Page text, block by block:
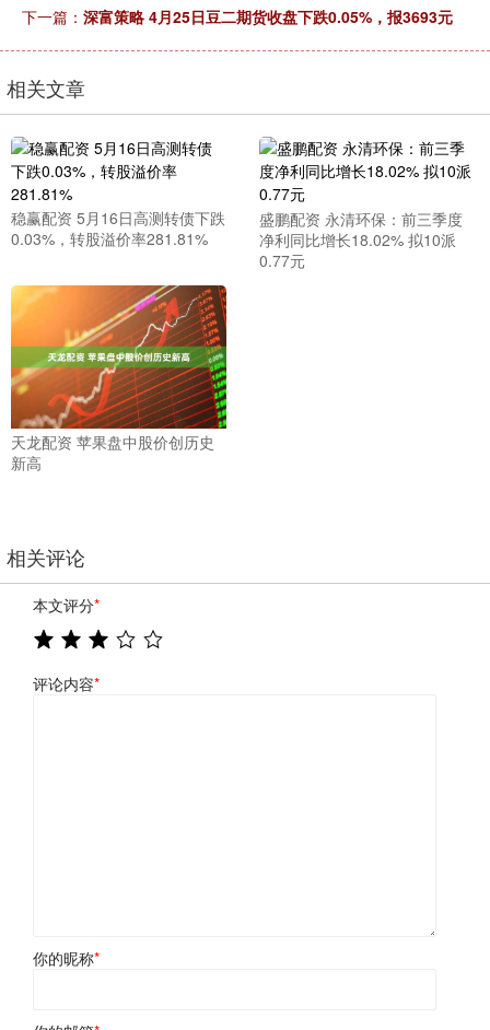
下一篇： 深富策略 4月25日豆二期货收盘下跌0.05%，报3693元
相关文章
稳赢配资 5月16日高测转债下跌
0.03%，转股溢价率281.81%
盛鹏配资 永清环保：前三季度
净利同比增长18.02% 拟10派
0.77元
天龙配资 苹果盘中股价创历史
新高
相关评论
本文评分*
评论内容*
你的昵称*